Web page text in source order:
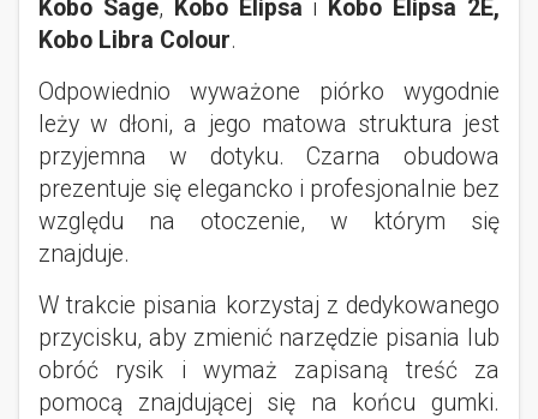
Kobo Sage, Kobo Elipsa i Kobo Elipsa 2E,
Kobo Libra Colour.
Odpowiednio wyważone piórko wygodnie
leży w dłoni, a jego matowa struktura jest
przyjemna w dotyku. Czarna obudowa
prezentuje się elegancko i profesjonalnie bez
względu na otoczenie, w którym się
znajduje.
W trakcie pisania korzystaj z dedykowanego
przycisku, aby zmienić narzędzie pisania lub
obróć rysik i wymaż zapisaną treść za
pomocą znajdującej się na końcu gumki.